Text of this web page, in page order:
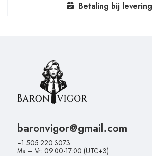
Betaling bij levering
baronvigor@gmail.com
+1 505 220 3073
Ma – Vr: 09:00-17:00 (UTC+3)